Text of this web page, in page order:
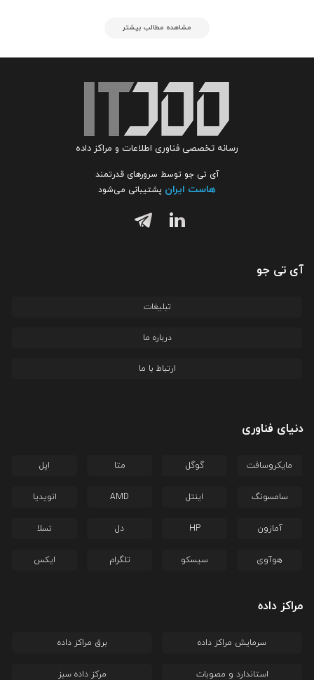
مشاهده مطالب بیشتر
رسانه تخصصی فناوری اطلاعات و مراکز داده
آی تی جو توسط سرورهای قدرتمند
هاست ایران پشتیبانی می‌شود
آی تی جو
تبلیغات
درباره ما
ارتباط با ما
دنیای فناوری
مایکروسافت گوگل متا اپل
سامسونگ اینتل AMD انویدیا
آمازون HP دل تسلا
هوآوی سیسکو تلگرام ایکس
مراکز داده
سرمایش مراکز داده برق مراکز داده
استاندارد و مصوبات مرکز داده سبز